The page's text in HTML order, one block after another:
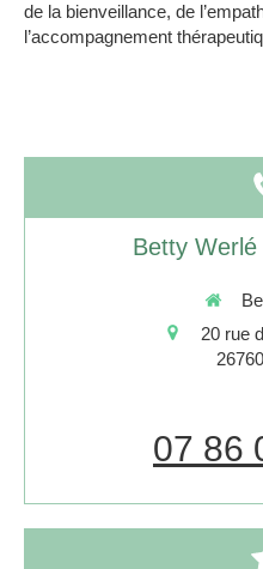
de la bienveillance, de
l’accompagnement
Betty
20 rue
26760
07 86